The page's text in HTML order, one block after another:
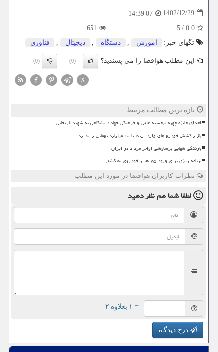
1402/12/29
14:39:07
0.0
/
5
651
تگهای خبر:
آموزش , دستگاه , دیجیتال , فناوری
این مطلب هوافضا را می پسندید؟ (0)
(0)
X
تازه ترین مطالب مرتبط
اهدای جایزه چهره برجسته علمی و فرهنگی جهاد دانشگاهی به شهید لاریجانی
بازار کشش خودرو های وارداتی ۵ تا ۱۰ میلیارد تومانی را ندارد
بارندگی شهابی برساوشی اواخر مرداد در ایران
برنامه ریزی برای ورود ۷۵ هزار خودروی به کشور
نظرات کاربران هوافضا در مورد این مطلب
لطفا شما همنظر دهید
= ۱ بعلاوه ۲
درج دیدگاه